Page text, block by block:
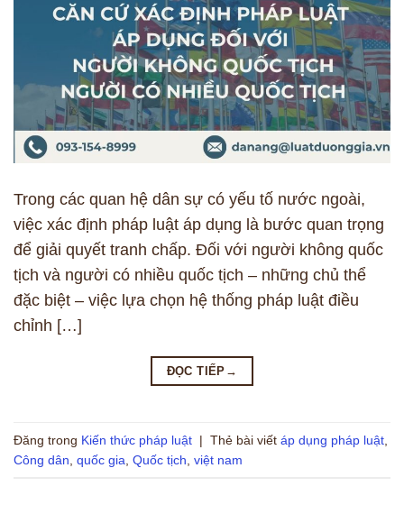
Trong các quan hệ dân sự có yếu tố nước ngoài,
việc xác định pháp luật áp dụng là bước quan trọng
để giải quyết tranh chấp. Đối với người không quốc
tịch và người có nhiều quốc tịch – những chủ thể
đặc biệt – việc lựa chọn hệ thống pháp luật điều
chỉnh […]
ĐỌC TIẾP →
Đăng trong Kiến thức pháp luật | Thẻ bài viết áp dụng pháp luật
Công dân quốc gia Quốc tịch việt nam